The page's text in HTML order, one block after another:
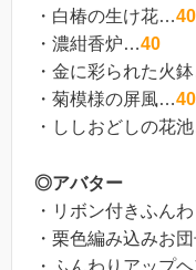
・白椿の生け花…40
・濃紺香炉…40
・金に彩られた火
・菊模様の屏風…40
・ししおどしの花
◎アバター
・リボン付きふん
・栗色編み込みお
・ふんわりアップ